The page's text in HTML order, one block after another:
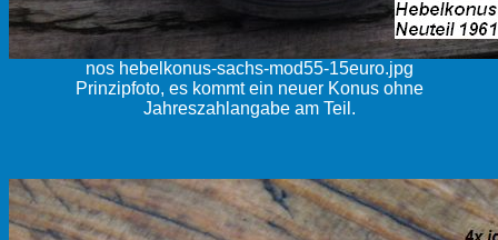
nos hebelkonus-sachs-mod55-15euro.jpg
Prinzipfoto, es kommt ein neuer Konus ohne
Jahreszahlangabe am Teil.